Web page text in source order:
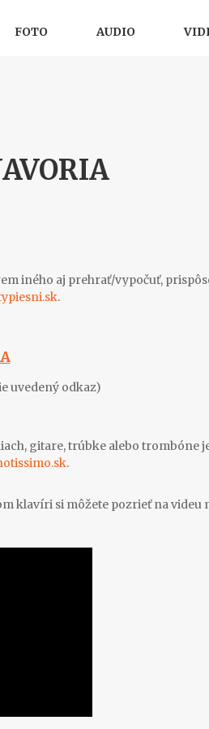
FOTO AUDIO
iného aj prehrať/vypočuť,
.
uvedený odkaz)
gitare, trúbke alebo trombóne
.
klavíri si môžete pozrieť na videu